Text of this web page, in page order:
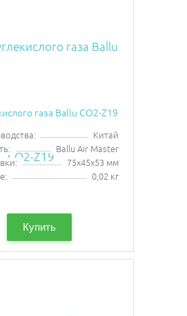
газа Ballu CO2-Z19
Китай
Ballu Air Master
75х45х53 мм
0,02 кг
Купить